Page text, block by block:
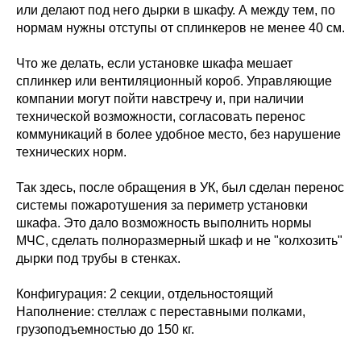
или делают под него дырки в шкафу. А между тем, по
нормам нужны отступы от сплинкеров не менее 40 см.
Что же делать, если установке шкафа мешает
сплинкер или вентиляционный короб. Управляющие
компании могут пойти навстречу и, при наличии
технической возможности, согласовать перенос
коммуникаций в более удобное место, без нарушение
технических норм.
Так здесь, после обращения в УК, был сделан перенос
системы пожаротушения за периметр установки
шкафа. Это дало возможность выполнить нормы
МЧС, сделать полноразмерный шкаф и не "колхозить"
дырки под трубы в стенках.
Конфигурация: 2 секции, отдельностоящий
Наполнение: стеллаж с переставными полками,
грузоподъемностью до 150 кг.